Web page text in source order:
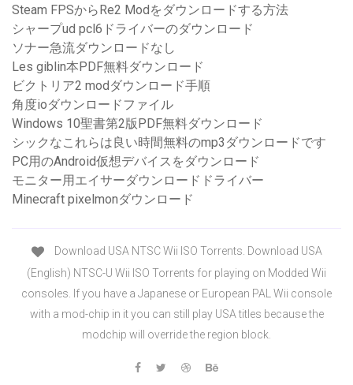
Steam FPSからRe2 Modをダウンロードする方法
シャープud pcl6ドライバーのダウンロード
ソナー急流ダウンロードなし
Les giblin本PDF無料ダウンロード
ビクトリア2 modダウンロード手順
角度ioダウンロードファイル
Windows 10聖書第2版PDF無料ダウンロード
シックなこれらは良い時間無料のmp3ダウンロードです
PC用のAndroid仮想デバイスをダウンロード
モニター用エイサーダウンロードドライバー
Minecraft pixelmonダウンロード
Download USA NTSC Wii ISO Torrents. Download USA
(English) NTSC-U Wii ISO Torrents for playing on Modded Wii
consoles. If you have a Japanese or European PAL Wii console
with a mod-chip in it you can still play USA titles because the
modchip will override the region block.